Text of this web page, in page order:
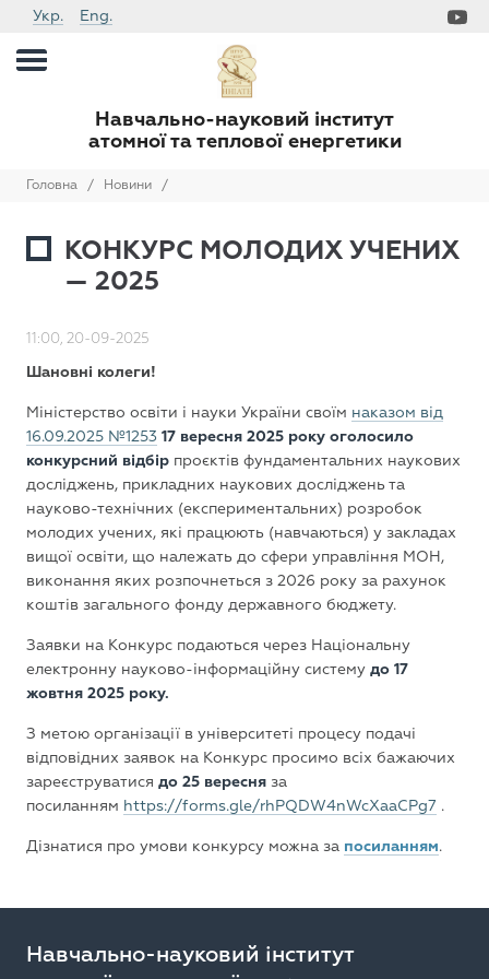
Укр. Eng.
Навчально-науковий інститут
атомної та теплової енергетики
Головна / Новини /
КОНКУРС МОЛОДИХ УЧЕНИХ
— 2025
11:00, 20-09-2025
Шановні колеги!
Міністерство освіти і науки України своїм наказом від
16.09.2025 №1253 17 вересня 2025 року оголосило
конкурсний відбір проєктів фундаментальних наукових
досліджень, прикладних наукових досліджень та
науково-технічних (експериментальних) розробок
молодих учених, які працюють (навчаються) у закладах
вищої освіти, що належать до сфери управління МОН,
виконання яких розпочнеться з 2026 року за рахунок
коштів загального фонду державного бюджету.
Заявки на Конкурс подаються через Національну
електронну науково-інформаційну систему до 17
жовтня 2025 року.
З метою організації в університеті процесу подачі
відповідних заявок на Конкурс просимо всіх бажаючих
зареєструватися до 25 вересня за
посиланням https://forms.gle/rhPQDW4nWcXaaCPg7 .
Дізнатися про умови конкурсу можна за посиланням.
Навчально-науковий інститут